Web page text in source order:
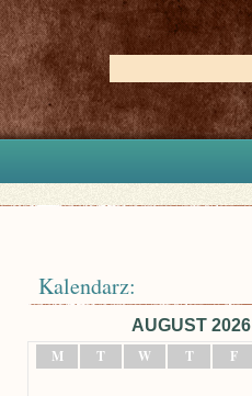
Kalendarz:
AUGUST 2026
M
T W T F